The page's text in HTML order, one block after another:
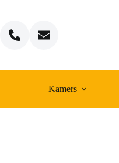
inhoud
Kamers